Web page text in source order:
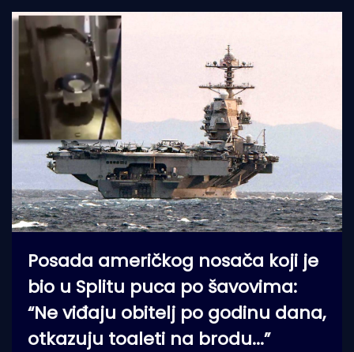
Posada američkog nosača koji je
bio u Splitu puca po šavovima:
“Ne viđaju obitelj po godinu dana,
otkazuju toaleti na brodu...”